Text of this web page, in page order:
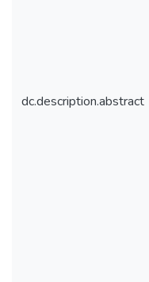
dc.description.abstract